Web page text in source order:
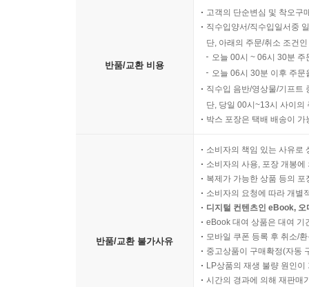
반품/교환 비용
고객의 단순변심 및 착오구
직수입양서/직수입일서중
단, 아래의 주문/취소 조건
오늘 00시 ~ 06시 30분
오늘 06시 30분 이후 주
직수입 음반/영상물/기프트
단, 당일 00시~13시 사이의
박스 포장은 택배 배송이
반품/교환 불가사유
소비자의 책임 있는 사유로
소비자의 사용, 포장 개봉
복제가 가능한 상품 등의
소비자의 요청에 따라 개별
디지털 컨텐츠인 eBook,
eBook 대여 상품은 대여 기
모바일 쿠폰 등록 후 취소/
중고상품이 구매확정(자동
LP상품의 재생 불량 원인
시간의 경과에 의해 재판매